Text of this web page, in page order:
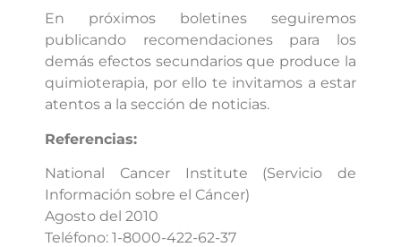
En próximos boletines seguiremos
publicando recomendaciones para los
demás efectos secundarios que produce la
quimioterapia, por ello te invitamos a estar
atentos a la sección de noticias.
Referencias:
National Cancer Institute (Servicio de
Información sobre el Cáncer)
Agosto del 2010
Teléfono: 1-8000-422-62-37